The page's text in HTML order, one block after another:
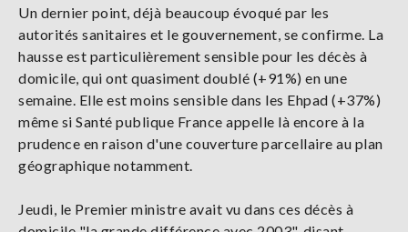
Un dernier point, déjà beaucoup évoqué par les
autorités sanitaires et le gouvernement, se confirme. La
hausse est particulièrement sensible pour les décès à
domicile, qui ont quasiment doublé (+91%) en une
semaine. Elle est moins sensible dans les Ehpad (+37%)
même si Santé publique France appelle là encore à la
prudence en raison d'une couverture parcellaire au plan
géographique notamment.
Jeudi, le Premier ministre avait vu dans ces décès à